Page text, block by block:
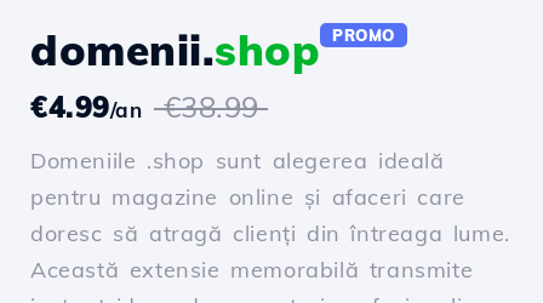
domenii.shop PROMO
€4.99/an €38.99
Domeniile .shop sunt alegerea ideală
pentru magazine online și afaceri care
doresc să atragă clienți din întreaga lume.
Această extensie memorabilă transmite